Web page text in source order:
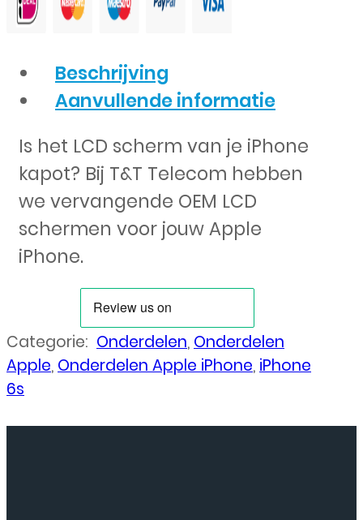
Beschrijving
Aanvullende informatie
Is het LCD scherm van je iPhone
kapot? Bij T&T Telecom hebben
we vervangende OEM LCD
schermen voor jouw Apple
iPhone.
Categorie: Onderdelen,Onderdelen
Apple,Onderdelen Apple iPhone,iPhone
6s